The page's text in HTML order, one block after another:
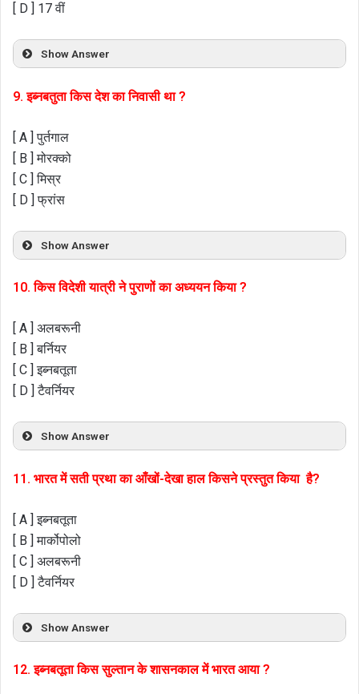
[ D ] 17 वीं
Show Answer
9. इब्नबतुता किस देश का निवासी था ?
[ A ] पुर्तगाल
[ B ] मोरक्को
[ C ] मिस्र
[ D ] फ्रांस
Show Answer
10. किस विदेशी यात्री ने पुराणों का अध्ययन किया ?
[ A ] अलबरूनी
[ B ] बर्नियर
[ C ] इब्नबतूता
[ D ] टैवर्नियर
Show Answer
11. भारत में सती प्रथा का आँखों-देखा हाल किसने प्रस्तुत किया है?
[ A ] इब्नबतूता
[ B ] मार्कोपोलो
[ C ] अलबरूनी
[ D ] टैवर्नियर
Show Answer
12. इब्नबतूता किस सुल्तान के शासनकाल में भारत आया ?